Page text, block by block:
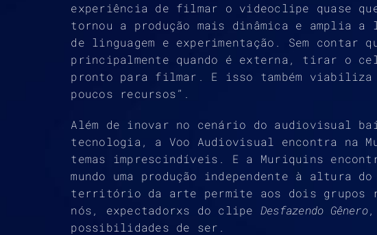
experiência de filmar o videoclipe quase
tornou a produção mais dinâmica e amplia
de linguagem e experimentação. Sem
principalmente quando é externa, tirar o
pronto para filmar. E isso também viabiliza
poucos recursos”.
Além de inovar no cenário do audiovisual
tecnologia, a Voo Audiovisual encontra na
temas imprescindíveis. E a Muriquins
mundo uma produção independente à
território da arte permite aos dois grupos
nós, expectadorxs do clipe Desfazendo Gênero,
possibilidades de ser.